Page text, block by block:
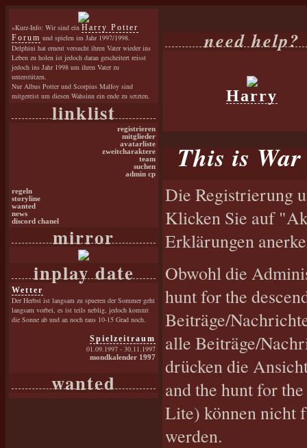
»Kurz-Info: Wir sind ein Harry Potter
Forum und spielen im Jahr 1997/1998.
Delphini hat erneut versucht ihren Vater wieder ins
Leben zu holen ist jedoch daran gescheitert reisst
jedoch ins Jahr 1998 um ihren Vater zu
unterstützen.
Nur Albus Potter und Scorpius Malfoy sind
mitgereist um diesen Wahsinn ein ende zu setzten.
linklist
registrieren
mitglieder
avatarliste
zweitcharaktere
team
suchen
admin cp
regeln
storyline
wanted
news
discord chanel
mirror
inplay date
Wetter
Der Herbst ist langsam zu spueren der Sommer geht
langsam vorbei, es ist teils neblig, jedoch kommt
die Sonne ab und an noch raus 10-15 Grad noch.
Spielzeitraum
01.09.1997 - 30.11.1997
mondkalender 1997
wanted
need help?
Harry
This is
Die Registrierung
Klicken Sie auf
Erklärungen
Obwohl die
hunt for the
Beiträge/
alle Beiträge/
drücken die
and the hunt for
Lite) können nicht
werden.